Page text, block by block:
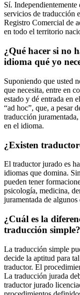
Sí. Independientemente
servicios de traducción
Registro Comercial de
en todo el territorio
¿Qué hacer si no
idioma qué yo
Suponiendo que usted
que necesita, entre en
estado y dé entrada en
“ad hoc”, que, a pesar
traducción
en el idioma.
¿Existen
El traductor jurado es
idiomas que domina.
pueden tener
psicología, medicina,
juramentada de algunos
¿Cuál es la
traducción simple?
La traducción simple
decide la aptitud para
traductor. El
La traducción jurada
traductor jurado